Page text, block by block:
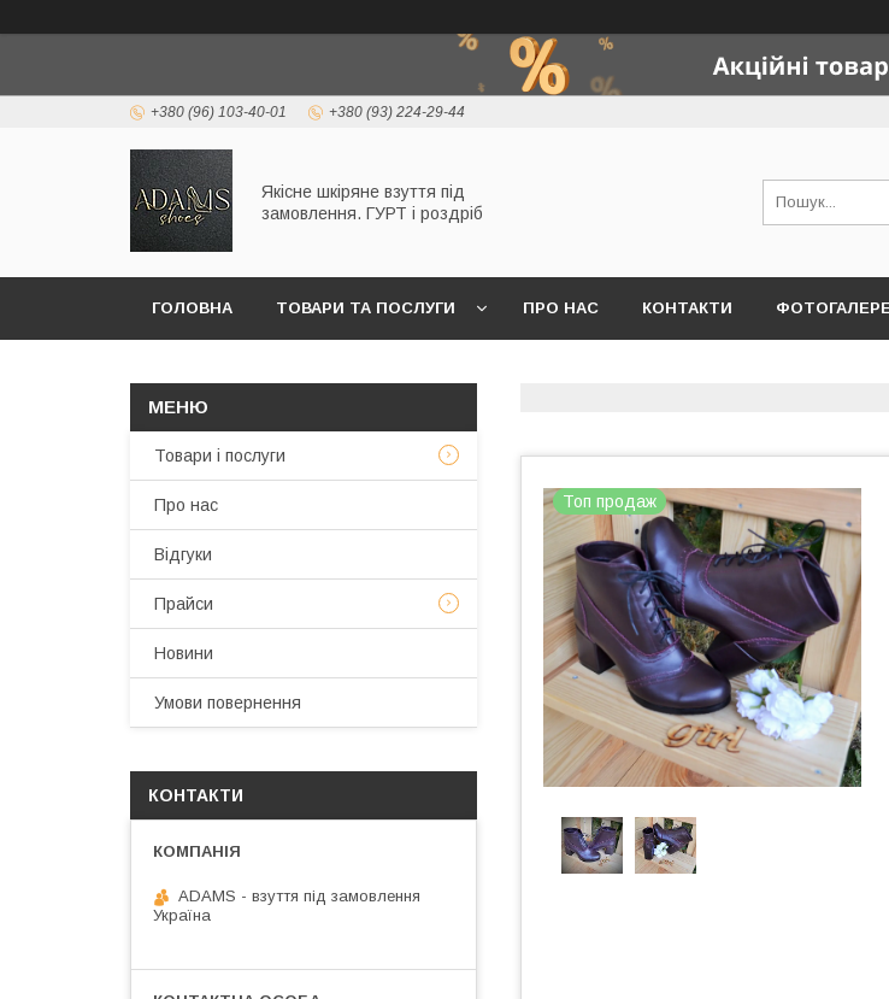
+380 (96) 103-40-01 +380 (93) 224-29-44
Якісне шкіряне взуття під
замовлення. ГУРТ і роздріб
ГОЛОВНА ТОВАРИ ТА ПОСЛУГИ ПРО НАС КОНТАКТИ
Топ продаж
Товари і послуги
Про нас
Відгуки
Прайси
Новини
Умови повернення
КОНТАКТИ
ADAMS - взуття під замовлення
Україна